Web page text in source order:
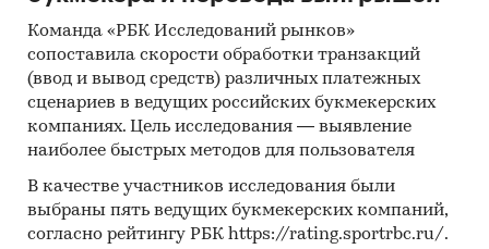
статистические методы прогнозирования с
поправкой на мнение экспертов.
Отчет отражает мнение авторов и не является
инвестиционной рекомендацией
Категории: Промышленность / ... /
Вертолеты
Россия
Пандемия
Команда «РБК Исследований рынков»
сопоставила скорости обработки транзакций
(ввод и вывод средств) различных платежных
сценариев в ведущих российских букмекерских
компаниях. Цель исследования — выявление
наиболее быстрых методов для пользователя
В качестве участников исследования были
выбраны пять ведущих букмекерских компаний,
согласно рейтингу РБК https://rating.sportrbc.ru/.